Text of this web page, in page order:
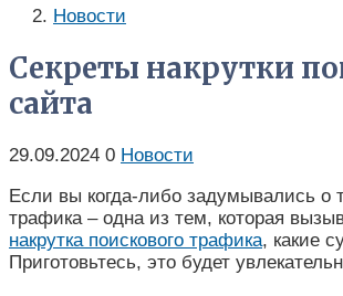
Новости
Секреты накрутки
сайта
29.09.2024 0 Новости
Если вы когда-либо задумывались о
трафика – одна из тем, которая
накрутка поискового трафика, какие
Приготовьтесь, это будет